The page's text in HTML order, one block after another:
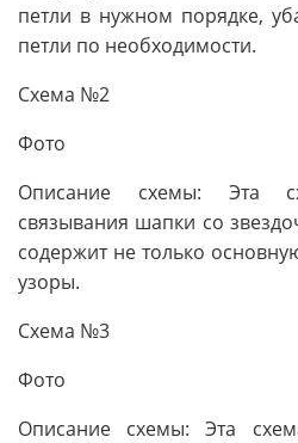
петли в нужном порядке,
петли по необходимости.
Схема №2
Фото
Описание схемы: Эта
связывания шапки со
содержит не только
узоры.
Схема №3
Фото
Описание схемы: Эта